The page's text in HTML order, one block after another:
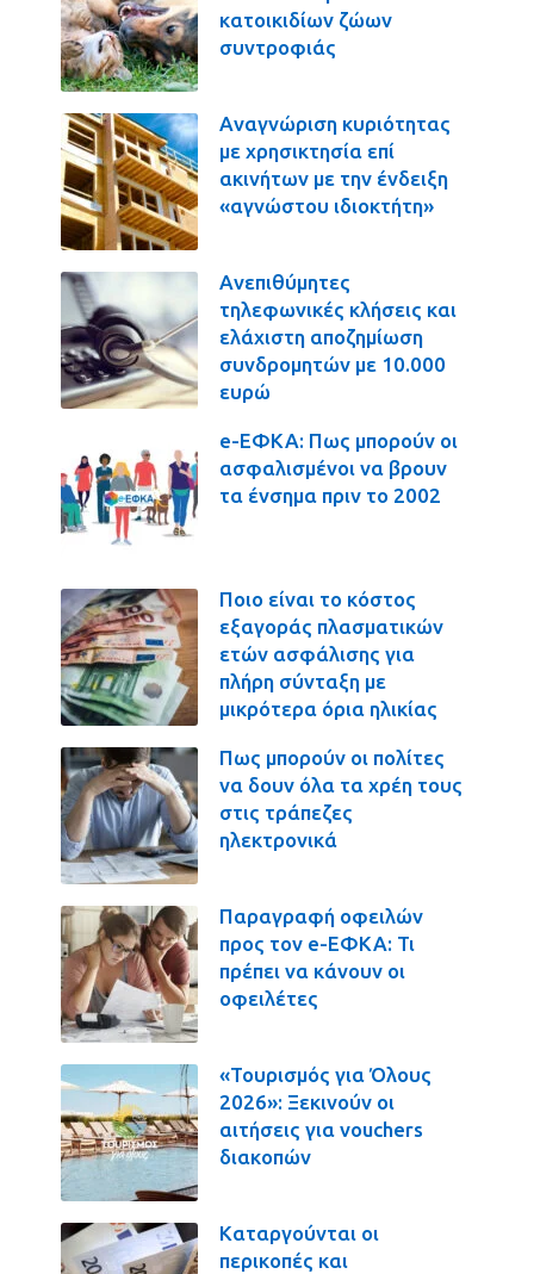
κατοικιδίων ζώων
συντροφιάς
Αναγνώριση κυριότητας
με χρησικτησία επί
ακινήτων με την ένδειξη
«αγνώστου ιδιοκτήτη»
Ανεπιθύμητες
τηλεφωνικές κλήσεις και
ελάχιστη αποζημίωση
συνδρομητών με 10.000
ευρώ
e-ΕΦΚΑ: Πως μπορούν οι
ασφαλισμένοι να βρουν
τα ένσημα πριν το 2002
Ποιο είναι το κόστος
εξαγοράς πλασματικών
ετών ασφάλισης για
πλήρη σύνταξη με
μικρότερα όρια ηλικίας
Πως μπορούν οι πολίτες
να δουν όλα τα χρέη τους
στις τράπεζες
ηλεκτρονικά
Παραγραφή οφειλών
προς τον e-ΕΦΚΑ: Τι
πρέπει να κάνουν οι
οφειλέτες
«Τουρισμός για Όλους
2026»: Ξεκινούν οι
αιτήσεις για vouchers
διακοπών
Καταργούνται οι
περικοπές και